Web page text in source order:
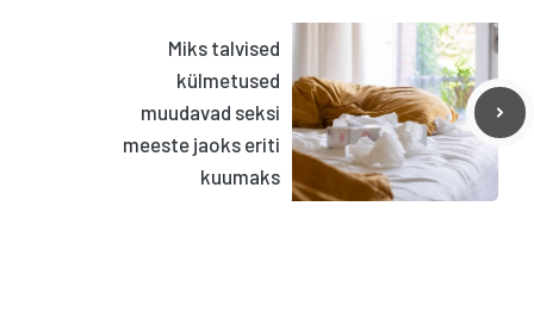
Miks talvised
külmetused
muudavad seksi
meeste jaoks eriti
kuumaks